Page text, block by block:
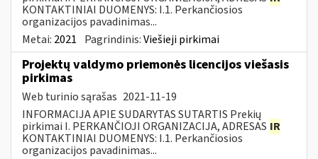
KONTAKTINIAI DUOMENYS: I.1. Perkančiosios
organizacijos pavadinimas...
Metai: 2021 Pagrindinis:Viešieji pirkimai
Projektų valdymo priemonės licencijos viešasis
pirkimas
Web turinio sąrašas 2021-11-19
INFORMACIJA APIE SUDARYTAS SUTARTIS Prekių
pirkimai I. PERKANČIOJI ORGANIZACIJA, ADRESAS IR
KONTAKTINIAI DUOMENYS: I.1. Perkančiosios
organizacijos pavadinimas...